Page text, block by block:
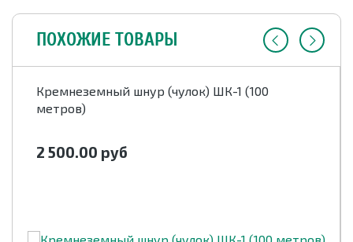
ПОХОЖИЕ ТОВАРЫ
Кремнеземный шнур (чулок) ШК-1 (100
метров)
2 500.00 руб